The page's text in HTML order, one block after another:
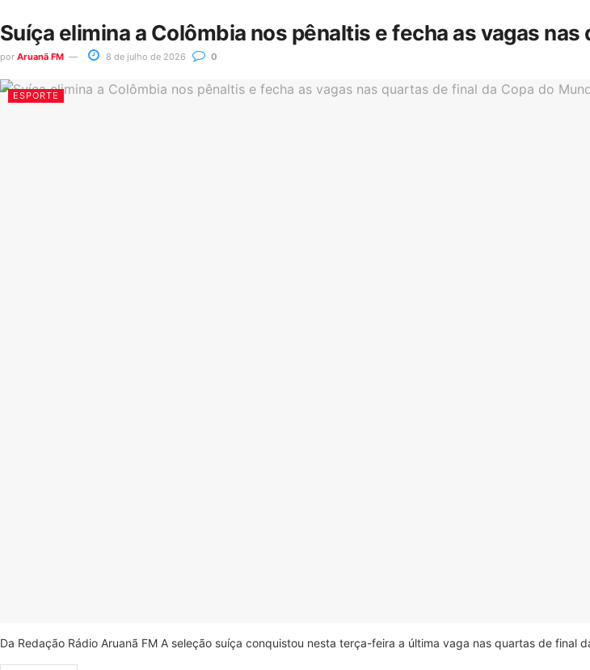
Suíça elimina a Colômbia nos pênaltis e fecha as vagas
por Aruanã FM 8 de julho de 2026 0
ESPORTE
Da Redação Rádio Aruanã FM A seleção suíça conquistou nesta terça-feira a última vaga nas quartas de final